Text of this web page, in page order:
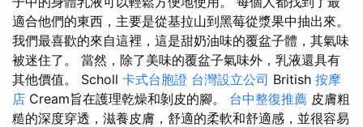
適合他們的東西，主要是從基拉山到黑莓從漿果中抽出來。
我們最喜歡的來自這裡，這是甜奶油味的覆盆子體，其氣味
被迷住了。 當然，除了美味的覆盆子氣味外，乳液還具有
其他價值。 Scholl 卡式台胞證 台灣設立公司 British 按摩
店 Cream旨在護理乾燥和剝皮的腳。 台中整復推薦 皮膚粗
糙的深度穿透，滋養皮膚，舒適的柔軟和舒適感，並很容易